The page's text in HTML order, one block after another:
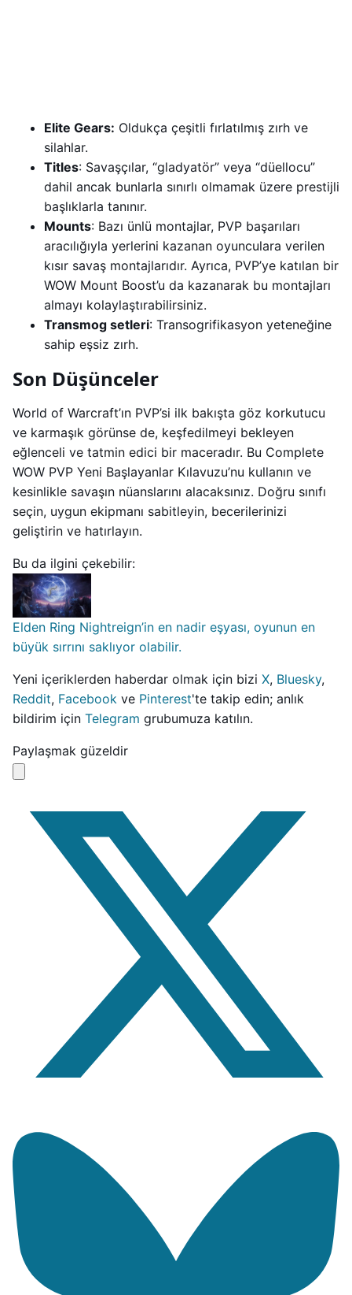
Elite Gears: Oldukça çeşitli fırlatılmış zırh ve
silahlar.
Titles: Savaşçılar, “gladyatör” veya “düellocu”
dahil ancak bunlarla sınırlı olmamak üzere prestijli
başlıklarla tanınır.
Mounts: Bazı ünlü montajlar, PVP başarıları
aracılığıyla yerlerini kazanan oyunculara verilen
kısır savaş montajlarıdır. Ayrıca, PVP’ye katılan bir
WOW Mount Boost’u da kazanarak bu montajları
almayı kolaylaştırabilirsiniz.
Transmog setleri: Transogrifikasyon yeteneğine
sahip eşsiz zırh.
Son Düşünceler
World of Warcraft’ın PVP’si ilk bakışta göz korkutucu
ve karmaşık görünse de, keşfedilmeyi bekleyen
eğlenceli ve tatmin edici bir maceradır. Bu Complete
WOW PVP Yeni Başlayanlar Kılavuzu’nu kullanın ve
kesinlikle savaşın nüanslarını alacaksınız. Doğru sınıfı
seçin, uygun ekipmanı sabitleyin, becerilerinizi
geliştirin ve hatırlayın.
Bu da ilgini çekebilir:
Elden Ring Nightreign’in en nadir eşyası, oyunun en
büyük sırrını saklıyor olabilir.
Yeni içeriklerden haberdar olmak için bizi X, Bluesky,
Reddit, Facebook ve Pinterest'te takip edin; anlık
bildirim için Telegram grubumuza katılın.
Paylaşmak güzeldir